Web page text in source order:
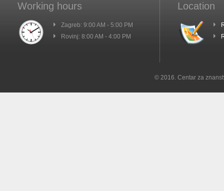
Working hours
Zagreb: 9:00 AM - 5:00 PM
Rovinj: 8:00 AM - 4:00 PM
Location
© 2016. Centar za